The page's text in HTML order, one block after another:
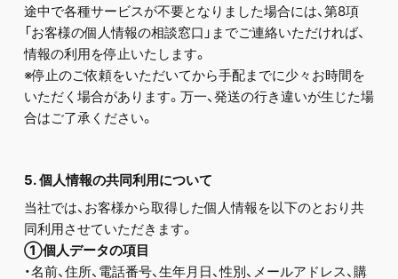
途中で各種サービスが不要となりました場合には、第8項
「お客様の個人情報の相談窓口」までご連絡いただければ、
情報の利用を停止いたします。
※停止のご依頼をいただいてから手配までに少々お時間を
いただく場合があります。万一、発送の行き違いが生じた場
合はご了承ください。
5. 個人情報の共同利用について
当社では、お客様から取得した個人情報を以下のとおり共
同利用させていただきます。
①個人データの項目
・名前、住所、電話番号、生年月日、性別、メールアドレス、購